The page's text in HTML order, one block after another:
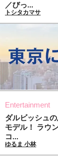
／びっ...
トシタカマサ
Entertainment
ダルビッシュ
モデル！ ラウ
コ...
ゆるま 小林